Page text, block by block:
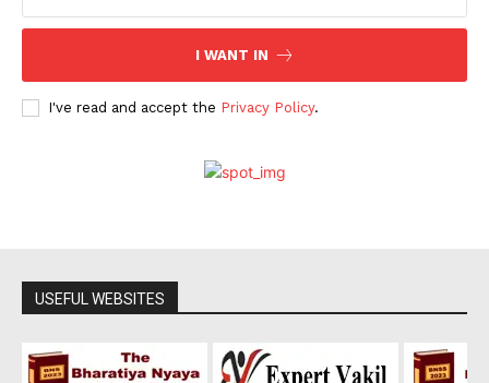
I WANT IN
I've read and accept the Privacy Policy.
USEFUL WEBSITES